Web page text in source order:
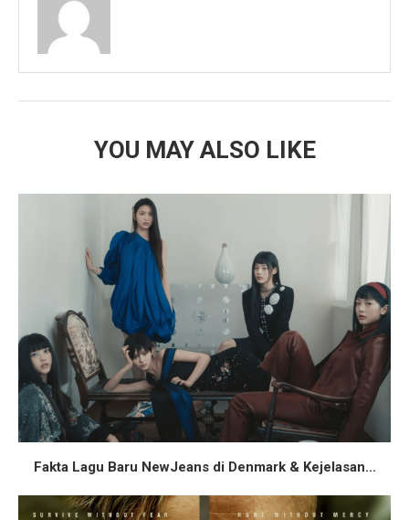
YOU MAY ALSO LIKE
Fakta Lagu Baru NewJeans di Denmark & Kejelasan...